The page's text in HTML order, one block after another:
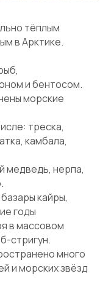
тёплым
в Арктике.
и бентосом.
морские
треска,
камбала,
медведь, нерпа,
кайры,
годы
в массовом
стригун.
много
и морских звёзд